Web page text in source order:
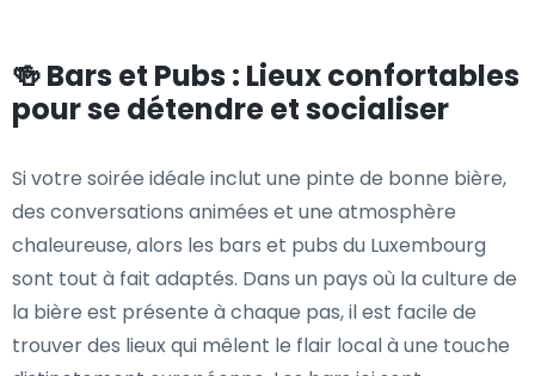
🍻 Bars et Pubs : Lieux confortables
pour se détendre et socialiser
Si votre soirée idéale inclut une pinte de bonne bière,
des conversations animées et une atmosphère
chaleureuse, alors les bars et pubs du Luxembourg
sont tout à fait adaptés. Dans un pays où la culture de
la bière est présente à chaque pas, il est facile de
trouver des lieux qui mêlent le flair local à une touche